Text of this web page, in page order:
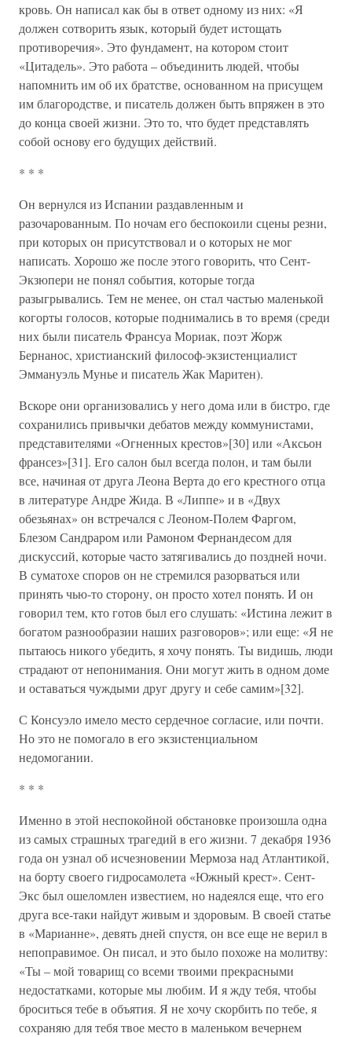
кровь. Он написал как бы в ответ одному из них: «Я
должен сотворить язык, который будет истощать
противоречия». Это фундамент, на котором стоит
«Цитадель». Это работа – объединить людей, чтобы
напомнить им об их братстве, основанном на присущем
им благородстве, и писатель должен быть впряжен в это
до конца своей жизни. Это то, что будет представлять
собой основу его будущих действий.
* * *
Он вернулся из Испании раздавленным и
разочарованным. По ночам его беспокоили сцены резни,
при которых он присутствовал и о которых не мог
написать. Хорошо же после этого говорить, что Сент-
Экзюпери не понял события, которые тогда
разыгрывались. Тем не менее, он стал частью маленькой
когорты голосов, которые поднимались в то время (среди
них были писатель Франсуа Мориак, поэт Жорж
Бернанос, христианский философ-экзистенциалист
Эммануэль Мунье и писатель Жак Маритен).
Вскоре они организовались у него дома или в бистро, где
сохранились привычки дебатов между коммунистами,
представителями «Огненных крестов»[30] или «Аксьон
франсез»[31]. Его салон был всегда полон, и там были
все, начиная от друга Леона Верта до его крестного отца
в литературе Андре Жида. В «Липпе» и в «Двух
обезьянах» он встречался с Леоном-Полем Фаргом,
Блезом Сандраром или Рамоном Фернандесом для
дискуссий, которые часто затягивались до поздней ночи.
В суматохе споров он не стремился разорваться или
принять чью-то сторону, он просто хотел понять. И он
говорил тем, кто готов был его слушать: «Истина лежит в
богатом разнообразии наших разговоров»; или еще: «Я не
пытаюсь никого убедить, я хочу понять. Ты видишь, люди
страдают от непонимания. Они могут жить в одном доме
и оставаться чуждыми друг другу и себе самим»[32].
С Консуэло имело место сердечное согласие, или почти.
Но это не помогало в его экзистенциальном
недомогании.
* * *
Именно в этой неспокойной обстановке произошла одна
из самых страшных трагедий в его жизни. 7 декабря 1936
года он узнал об исчезновении Мермоза над Атлантикой,
на борту своего гидросамолета «Южный крест». Сент-
Экс был ошеломлен известием, но надеялся еще, что его
друга все-таки найдут живым и здоровым. В своей статье
в «Марианне», девять дней спустя, он все еще не верил в
непоправимое. Он писал, и это было похоже на молитву:
«Ты – мой товарищ со всеми твоими прекрасными
недостатками, которые мы любим. И я жду тебя, чтобы
броситься тебе в объятия. Я не хочу скорбить по тебе, я
сохраняю для тебя твое место в маленьком вечернем